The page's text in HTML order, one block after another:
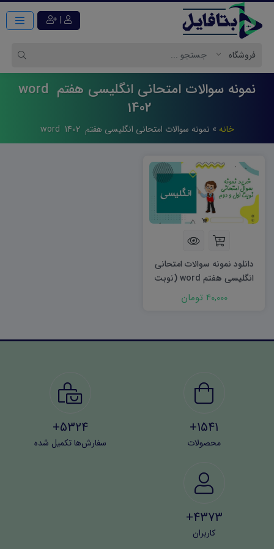
|
نمونه سوالات امتحانی انگلیسی هفتم word
1402
خانه » نمونه سوالات امتحانی انگلیسی هفتم word 1402
دانلود نمونه سوالات امتحانی
انگلیسی هفتم word (نوبت
اول) ۱۴۰۲
40,000 تومان
1541+
محصولات
5324+
سفارش‌ها تکمیل شده
4373+
کاربران